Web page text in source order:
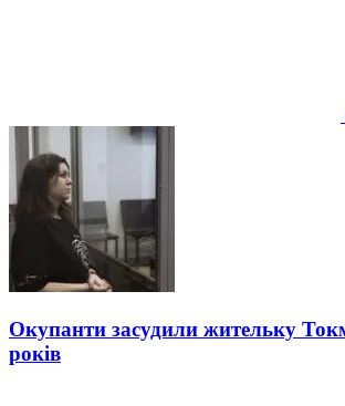
Окупанти засудили жительку
років